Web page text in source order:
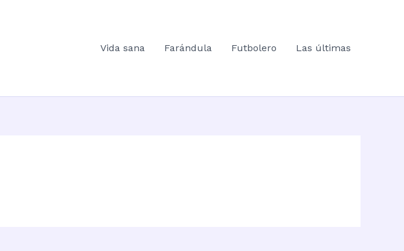
Vida sana
Farándula Futbolero Las últimas